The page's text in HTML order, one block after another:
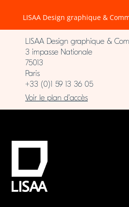
LISAA Design graphique &
LISAA Design graphique &
3 impasse Nationale
75013
Paris
+33 (0)1 59 13 36 05
Voir le plan d’accès